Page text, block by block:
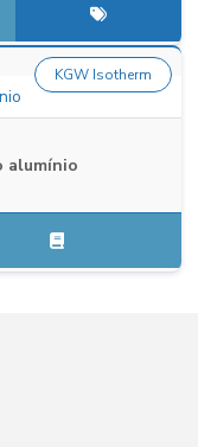
alumínio
KGW Isotherm